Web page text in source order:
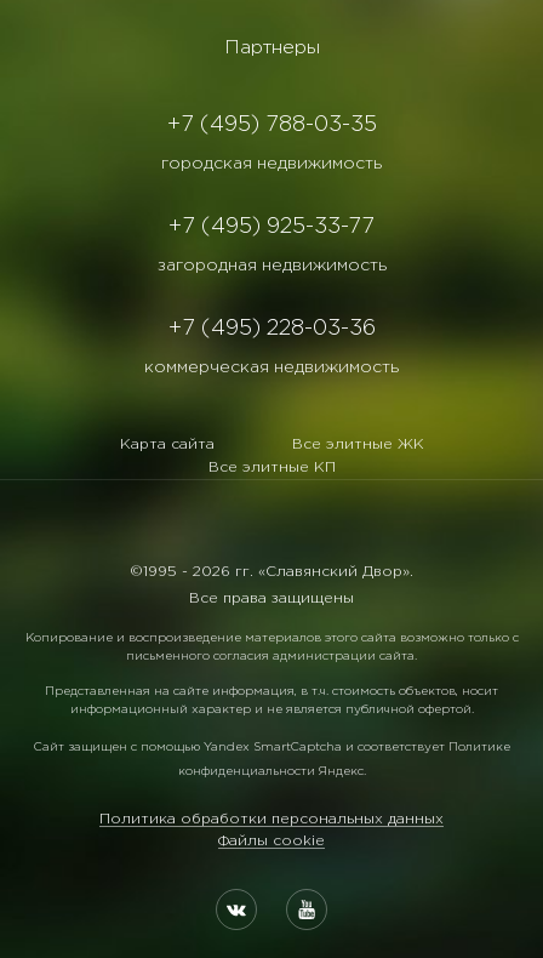
Партнеры
+7 (495) 788-03-35
городская недвижимость
+7 (495) 925-33-77
загородная недвижимость
+7 (495) 228-03-36
коммерческая недвижимость
Карта сайта
Все элитные ЖК
Все элитные КП
©1995 - 2026 гг. «Славянский Двор».
Все права защищены
Копирование и воспроизведение материалов этого сайта возможно только с
письменного согласия администрации сайта.
Представленная на сайте информация, в т.ч. стоимость объектов, носит
информационный характер и не является публичной офертой.
Сайт защищен с помощью Yandex SmartCaptcha и соответствует Политике
конфиденциальности Яндекс.
Политика обработки персональных данных
Файлы cookie